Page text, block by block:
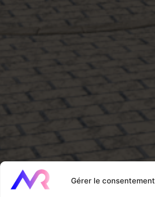
Gérer le consentement